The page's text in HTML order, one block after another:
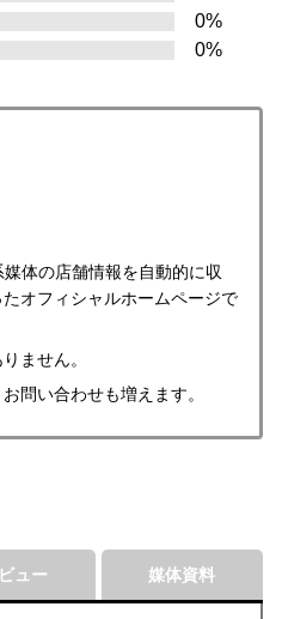
0%
0%
体の店舗情報を自動的に収
オフィシャルホームページで
ません。
問い合わせも増えます。
ュー 媒体資料